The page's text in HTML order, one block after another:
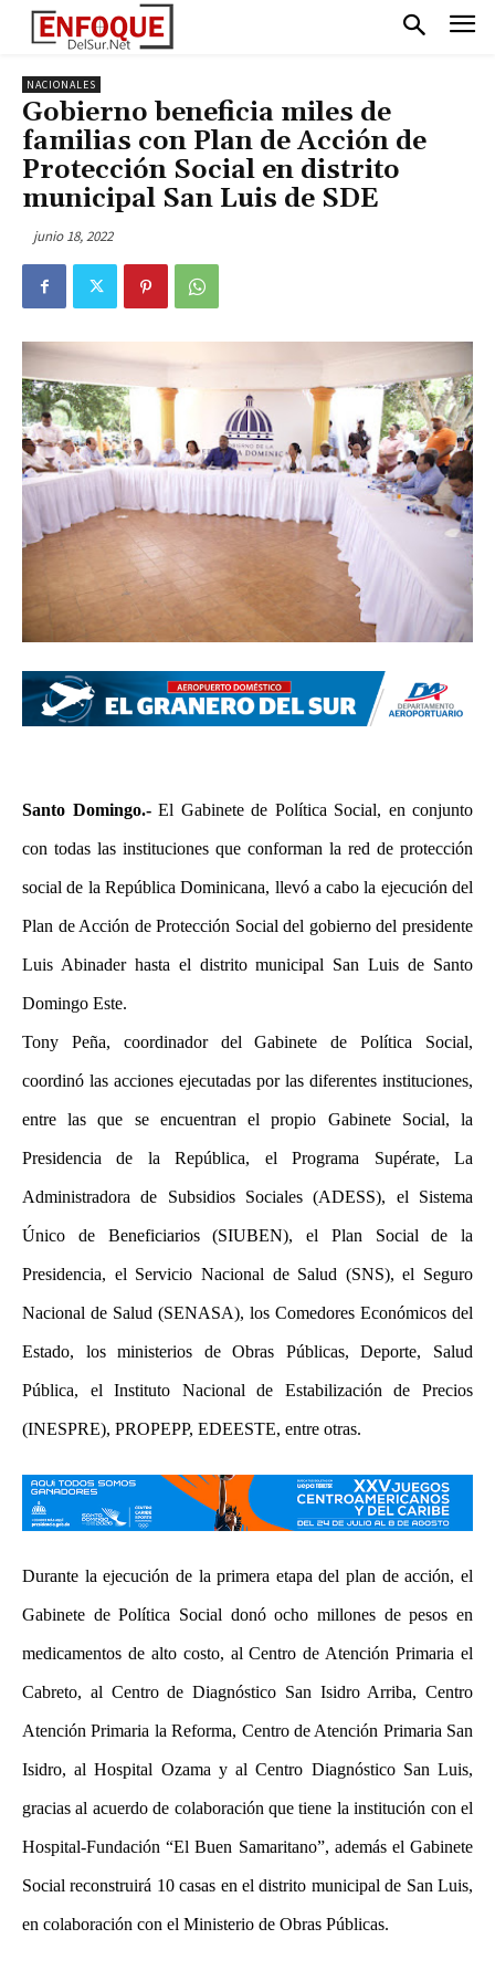
NACIONALES
Gobierno beneficia miles de
familias con Plan de Acción de
Protección Social en distrito
municipal San Luis de SDE
junio 18, 2022
Santo Domingo.- El Gabinete de Política Social, en conjunto
con todas las instituciones que conforman la red de protección
social de la República Dominicana, llevó a cabo la ejecución del
Plan de Acción de Protección Social del gobierno del presidente
Luis Abinader hasta el distrito municipal San Luis de Santo
Domingo Este.
Tony Peña, coordinador del Gabinete de Política Social,
coordinó las acciones ejecutadas por las diferentes instituciones,
entre las que se encuentran el propio Gabinete Social, la
Presidencia de la República, el Programa Supérate, La
Administradora de Subsidios Sociales (ADESS), el Sistema
Único de Beneficiarios (SIUBEN), el Plan Social de la
Presidencia, el Servicio Nacional de Salud (SNS), el Seguro
Nacional de Salud (SENASA), los Comedores Económicos del
Estado, los ministerios de Obras Públicas, Deporte, Salud
Pública, el Instituto Nacional de Estabilización de Precios
(INESPRE), PROPEPP, EDEESTE, entre otras.
Durante la ejecución de la primera etapa del plan de acción, el
Gabinete de Política Social donó ocho millones de pesos en
medicamentos de alto costo, al Centro de Atención Primaria el
Cabreto, al Centro de Diagnóstico San Isidro Arriba, Centro
Atención Primaria la Reforma, Centro de Atención Primaria San
Isidro, al Hospital Ozama y al Centro Diagnóstico San Luis,
gracias al acuerdo de colaboración que tiene la institución con el
Hospital-Fundación “El Buen Samaritano”, además el Gabinete
Social reconstruirá 10 casas en el distrito municipal de San Luis,
en colaboración con el Ministerio de Obras Públicas.